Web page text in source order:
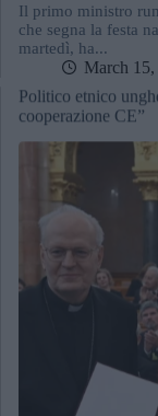
Il primo ministro
che segna la festa
martedì, ha...
March 15,
Politico etnico
cooperazione CE”